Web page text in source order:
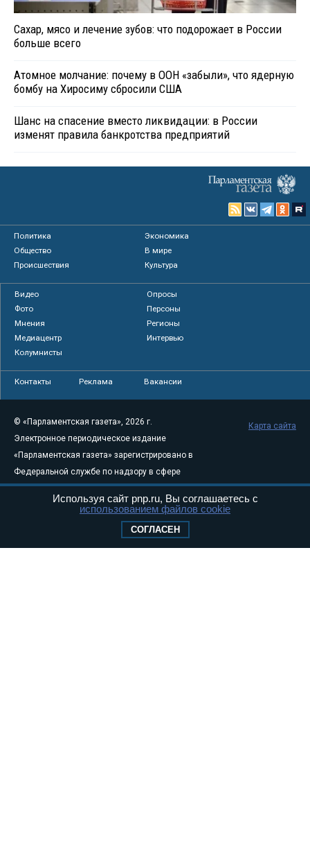
Сахар, мясо и лечение зубов: что подорожает в России
больше всего
Атомное молчание: почему в ООН «забыли», что ядерную
бомбу на Хиросиму сбросили США
Шанс на спасение вместо ликвидации: в России
изменят правила банкротства предприятий
Политика
Экономика
Общество
В мире
Происшествия
Культура
Видео
Опросы
Фото
Персоны
Мнения
Регионы
Медиацентр
Интервью
Колумнисты
Контакты Реклама Вакансии
© «Парламентская газета», 2026 г.
Электронное периодическое издание
«Парламентская газета» зарегистрировано в
Федеральной службе по надзору в сфере
связи, информационных технологий и
массовых коммуникаций (Роскомнадзор) 05
Свидетельство о регистрации Эл № ФС77-
Карта сайта
Используя сайт pnp.ru, Вы соглашаетесь с
использованием файлов cookie
СОГЛАСЕН